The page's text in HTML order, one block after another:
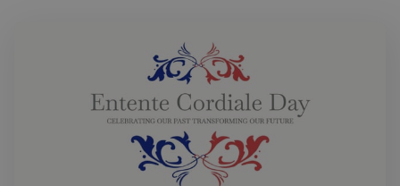
Événements à venir